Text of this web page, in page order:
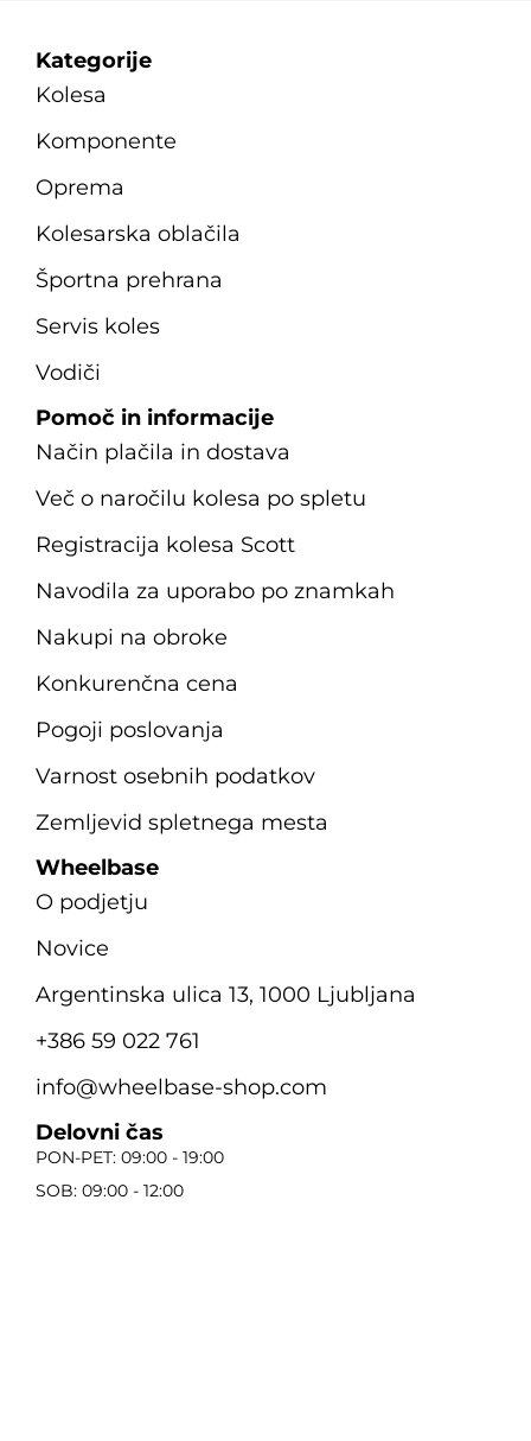
Kategorije
Kolesa
Komponente
Oprema
Kolesarska oblačila
Športna prehrana
Servis koles
Vodiči
Pomoč in informacije
Način plačila in dostava
Več o naročilu kolesa po spletu
Registracija kolesa Scott
Navodila za uporabo po znamkah
Nakupi na obroke
Konkurenčna cena
Pogoji poslovanja
Varnost osebnih podatkov
Zemljevid spletnega mesta
Wheelbase
O podjetju
Novice
Argentinska ulica 13, 1000 Ljubljana
+386 59 022 761
info@wheelbase-shop.com
Delovni čas
PON-PET: 09:00 - 19:00
SOB: 09:00 - 12:00